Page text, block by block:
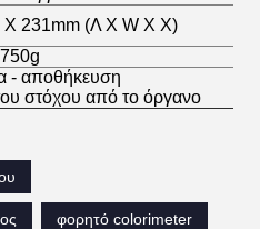
X 231mm (Λ Χ W Χ Χ)
- αποθήκευση
στόχου από το όργανο
φορητό colorimeter